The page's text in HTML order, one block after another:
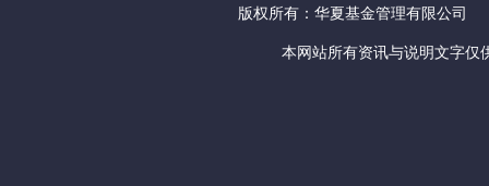
版权所有：华夏基金管理有限公司
本网站所有资讯与说明文字仅